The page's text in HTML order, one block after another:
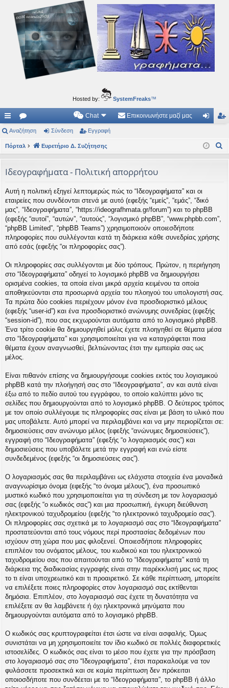
Ιδεογραφήματα
Αυτός ο τόπος φιλοδοξεί να ανοίγει μονοπάτια για τα συναρπαστικά και όμορφα ταξίδια του
Hosted by: SystemFreaks™
ρή
γο
ς
συ
νδ
έσ
εις
.
Συ
τή
σε
ις
Chat Επικοινωνήστε μαζί μας
δε ρα
Αναζήτηση Σύνδεση Εγγραφή
Πόρταλ Ευρετήριο Δ. Συζήτησης
Ιδεογραφήματα - Πολιτική απορρήτου
Αυτή η πολιτική εξηγεί λεπτομερώς πώς το “Ιδεογραφήματα” και οι
εταιρείες που συνδέονται στενά με αυτό (εφεξής “εμείς”, “εμάς”, “δικό
μας”, “Ιδεογραφήματα”, “https://ideografhmata.gr/forum”) και το phpBB
(εφεξής “αυτοί”, “αυτών”, “αυτούς”, “λογισμικό phpBB”, “www.phpbb.com”,
“phpBB Limited”, “phpBB Teams”) χρησιμοποιούν οποιεσδήποτε
πληροφορίες που συλλέγονται κατά τη διάρκεια κάθε συνεδρίας χρήσης
από εσάς (εφεξής “οι πληροφορίες σας”).
Οι πληροφορίες σας συλλέγονται με δύο τρόπους. Πρώτον, η περιήγηση
στο “Ιδεογραφήματα” οδηγεί το λογισμικό phpBB να δημιουργήσει
ορισμένα cookies, τα οποία είναι μικρά αρχεία κειμένου τα οποία
αποθηκεύονται στα προσωρινά αρχεία του πλοηγού του υπολογιστή σας.
Τα πρώτα δύο cookies περιέχουν μόνον ένα προσδιοριστικό μέλους
(εφεξής “user-id”) και ένα προσδιοριστικό ανώνυμης συνεδρίας (εφεξής
“session-id”), που σας εκχωρούνται αυτόματα από το λογισμικό phpBB.
Ένα τρίτο cookie θα δημιουργηθεί μόλις έχετε πλοηγηθεί σε θέματα μέσα
στο “Ιδεογραφήματα” και χρησιμοποιείται για να καταγράφεται ποια
θέματα έχουν αναγνωσθεί, βελτιώνοντας έτσι την εμπειρία σας ως
μέλος.
Είναι πιθανόν επίσης να δημιουργήσουμε cookies εκτός του λογισμικού
phpBB κατά την πλοήγησή σας στο “Ιδεογραφήματα”, αν και αυτά είναι
έξω από το πεδίο αυτού του εγγράφου, το οποίο καλύπτει μόνο τις
σελίδες που δημιουργούνται από το λογισμικό phpBB. Ο δεύτερος τρόπος
με τον οποίο συλλέγουμε τις πληροφορίες σας είναι με βάση το υλικό που
μας υποβάλετε. Αυτό μπορεί να περιλαμβάνει και να μην περιορίζεται σε:
δημοσιεύσεις σαν ανώνυμο μέλος (εφεξής “ανώνυμες δημοσιεύσεις”),
εγγραφή στο “Ιδεογραφήματα” (εφεξής “ο λογαριασμός σας”) και
δημοσιεύσεις που υποβάλετε μετά την εγγραφή και ενώ είστε
συνδεδεμένος (εφεξής “οι δημοσιεύσεις σας”).
Ο λογαριασμός σας θα περιλαμβάνει ως ελάχιστα στοιχεία ένα μοναδικά
αναγνωρίσιμο όνομα (εφεξής “το όνομα μέλους”), ένα προσωπικό
μυστικό κωδικό που χρησιμοποιείται για τη σύνδεση με τον λογαριασμό
σας (εφεξής “ο κωδικός σας”) και μια προσωπική, έγκυρη διεύθυνση
ηλεκτρονικού ταχυδρομείου (εφεξής “το ηλεκτρονικό ταχυδρομείο σας”).
Οι πληροφορίες σας σχετικά με το λογαριασμό σας στο “Ιδεογραφήματα”
προστατεύονται από τους νόμους περί προστασίας δεδομένων που
ισχύουν στη χώρα που μας φιλοξενεί. Οποιεσδήποτε πληροφορίες
επιπλέον του ονόματος μέλους, του κωδικού και του ηλεκτρονικού
ταχυδρομείου σας που απαιτούνται από το “Ιδεογραφήματα” κατά τη
διάρκεια της διαδικασίας εγγραφής είναι στην παρέκκλισή μας ως προς
το τι είναι υποχρεωτικό και τι προαιρετικό. Σε κάθε περίπτωση, μπορείτε
να επιλέξετε ποιες πληροφορίες στον λογαριασμό σας εκτίθενται
δημόσια. Επιπλέον, στο λογαριασμό σας έχετε τη δυνατότητα να
επιλέξετε αν θα λαμβάνετε ή όχι ηλεκτρονικά μηνύματα που
δημιουργούνται αυτόματα από το λογισμικό phpBB.
Ο κωδικός σας κρυπτογραφείται έτσι ώστε να είναι ασφαλής. Όμως
συνιστάται να μη χρησιμοποιείτε τον ίδιο κωδικό σε πολλές διαφορετικές
ιστοσελίδες. Ο κωδικός σας είναι το μέσο που έχετε για την πρόσβαση
στο λογαριασμό σας στο “Ιδεογραφήματα”, έτσι παρακαλούμε να τον
φυλάσσετε προσεκτικά και σε καμία περίπτωση δεν πρόκειται
οποιοσδήποτε που συνδέεται με το “Ιδεογραφήματα”, το phpBB ή άλλο